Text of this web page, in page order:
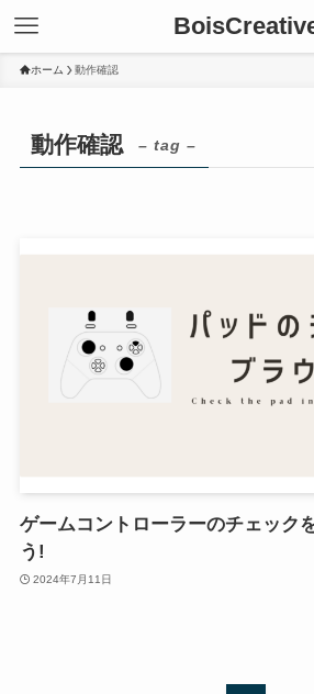
ホーム 動作確認
動作確認 – tag –
ゲームコントローラーのチェック
う!
2024年7月11日